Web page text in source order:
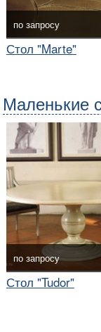
по запросу
Стол "Marte"
Маленькие
по запросу
Стол "Tudor"